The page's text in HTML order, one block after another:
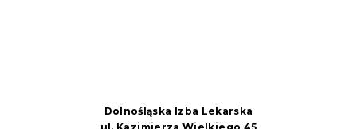
Dolnośląska Izba Lekarska